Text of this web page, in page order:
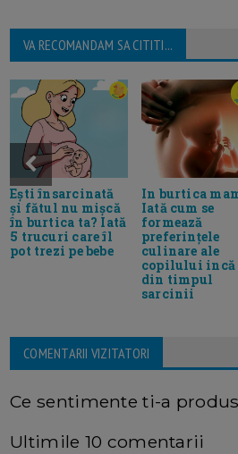
VA RECOMANDAM SA CITITI...
Ești însarcinată
și fătul nu mișcă
în burtica ta? Iată
5 trucuri care îl
pot trezi pe bebe
In burtica
Iată cum se
formează
preferințele
culinare ale
copilului incă
din timpul
sarcinii
COMENTARII VIZITATORI
Ce sentimente ti-a
Ultimile 10 comentarii